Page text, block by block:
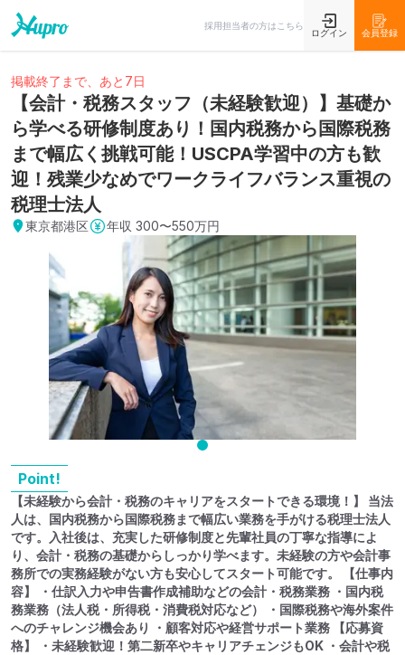
採用担当者の方はこちら
ログイン 会員登録
掲載終了まで、あと7日
【会計・税務スタッフ（未経験歓迎）】基礎か
ら学べる研修制度あり！国内税務から国際税務
まで幅広く挑戦可能！USCPA学習中の方も歓
迎！残業少なめでワークライフバランス重視の
税理士法人
東京都港区 年収 300〜550万円
Point!
【未経験から会計・税務のキャリアをスタートできる環境！】 当法
人は、国内税務から国際税務まで幅広い業務を手がける税理士法人
です。入社後は、充実した研修制度と先輩社員の丁寧な指導によ
り、会計・税務の基礎からしっかり学べます。未経験の方や会計事
務所での実務経験がない方も安心してスタート可能です。 【仕事内
容】 ・仕訳入力や申告書作成補助などの会計・税務業務 ・国内税
務業務（法人税・所得税・消費税対応など） ・国際税務や海外案件
へのチャレンジ機会あり ・顧客対応や経営サポート業務 【応募資
格】 ・未経験歓迎！第二新卒やキャリアチェンジもOK ・会計や税